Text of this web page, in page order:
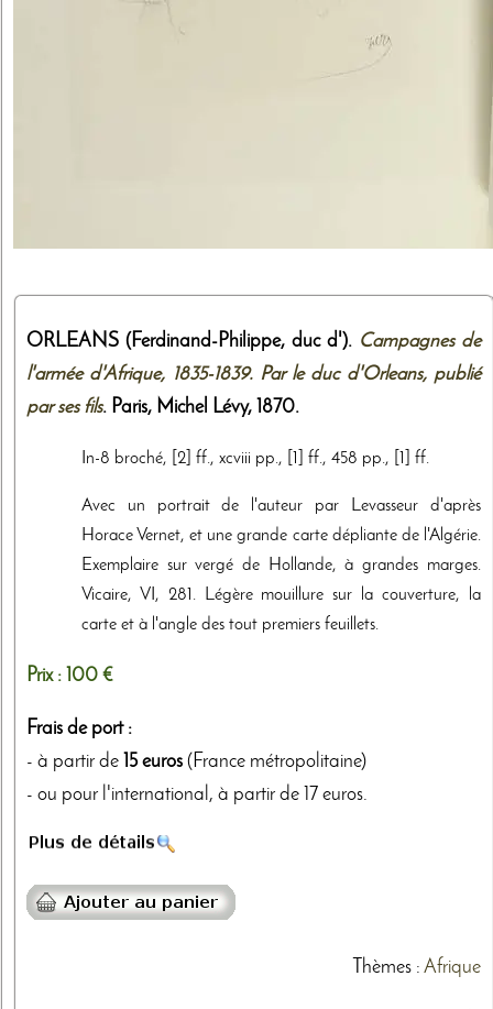
ORLEANS (Ferdinand-Philippe, duc d'). Campagnes de
l'armée d'Afrique, 1835-1839. Par le duc d'Orleans, publié
par ses fils. Paris, Michel Lévy, 1870.
In-8 broché, [2] ff., xcviii pp., [1] ff., 458 pp., [1] ff.
Avec un portrait de l'auteur par Levasseur d'après
Horace Vernet, et une grande carte dépliante de l'Algérie.
Exemplaire sur vergé de Hollande, à grandes marges.
Vicaire, VI, 281. Légère mouillure sur la couverture, la
carte et à l'angle des tout premiers feuillets.
Prix : 100 €
Frais de port :
- à partir de 15 euros (France métropolitaine)
- ou pour l'international, à partir de 17 euros.
Thèmes: Afrique